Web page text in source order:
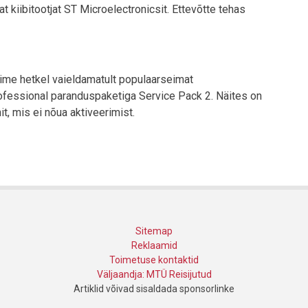
kiibitootjat ST Microelectronicsit. Ettevõtte tehas
hetkel vaieldamatult populaarseimat
paranduspaketiga Service Pack 2. Näites on
mis ei nõua aktiveerimist.
Sitemap
Reklaamid
Toimetuse kontaktid
Väljaandja: MTÜ Reisijutud
Artiklid võivad sisaldada sponsorlinke